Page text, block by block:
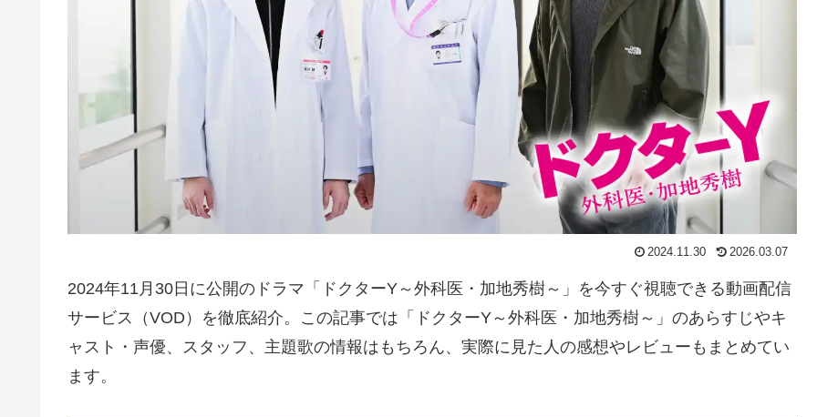
2024.11.30 2026.03.07
2024年11月30日に公開のドラマ「ドクターY～外科医・加地秀樹～」を今すぐ視聴できる動画配信
サービス（VOD）を徹底紹介。この記事では「ドクターY～外科医・加地秀樹～」のあらすじやキ
ャスト・声優、スタッフ、主題歌の情報はもちろん、実際に見た人の感想やレビューもまとめてい
ます。